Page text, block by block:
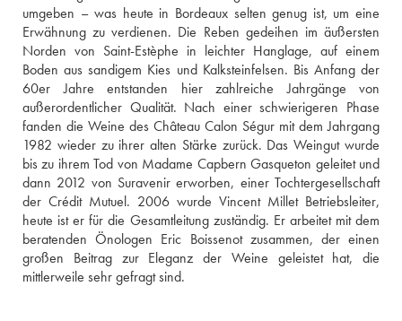
umgeben – was heute in Bordeaux selten genug ist, um eine
Erwähnung zu verdienen. Die Reben gedeihen im äußersten
Norden von Saint-Estèphe in leichter Hanglage, auf einem
Boden aus sandigem Kies und Kalksteinfelsen. Bis Anfang der
60er Jahre entstanden hier zahlreiche Jahrgänge von
außerordentlicher Qualität. Nach einer schwierigeren Phase
fanden die Weine des Château Calon Ségur mit dem Jahrgang
1982 wieder zu ihrer alten Stärke zurück. Das Weingut wurde
bis zu ihrem Tod von Madame Capbern Gasqueton geleitet und
dann 2012 von Suravenir erworben, einer Tochtergesellschaft
der Crédit Mutuel. 2006 wurde Vincent Millet Betriebsleiter,
heute ist er für die Gesamtleitung zuständig. Er arbeitet mit dem
beratenden Önologen Eric Boissenot zusammen, der einen
großen Beitrag zur Eleganz der Weine geleistet hat, die
mittlerweile sehr gefragt sind.